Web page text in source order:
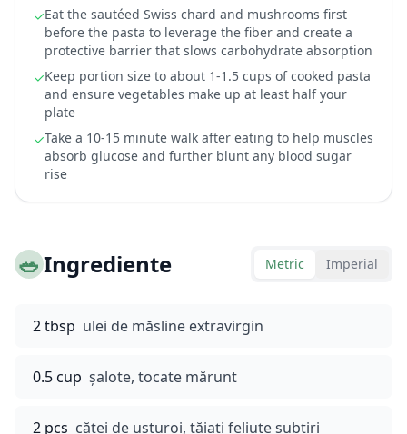
✓Eat the sautéed Swiss chard and mushrooms first
before the pasta to leverage the fiber and create a
protective barrier that slows carbohydrate absorption
✓Keep portion size to about 1-1.5 cups of cooked pasta
and ensure vegetables make up at least half your
plate
✓Take a 10-15 minute walk after eating to help muscles
absorb glucose and further blunt any blood sugar
rise
🥗Ingrediente Metric Imperial
2 tbsp ulei de măsline extravirgin
0.5 cup șalote, tocate mărunt
2 pcs căței de usturoi, tăiați feliuțe subțiri